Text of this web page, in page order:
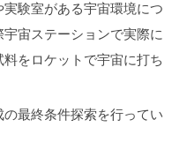
験室がある宇宙環境につ
宙ステーションで実際に
をロケットで宇宙に打ち
最終条件探索を行ってい